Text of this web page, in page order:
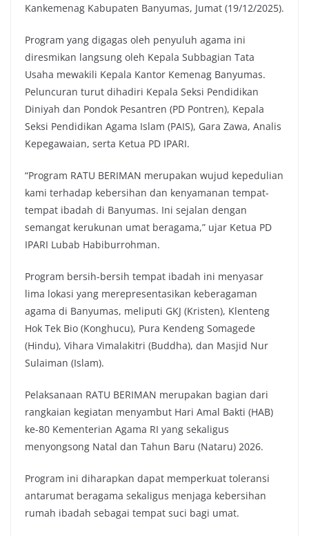
Kankemenag Kabupaten Banyumas, Jumat (19/12/2025).
Program yang digagas oleh penyuluh agama ini
diresmikan langsung oleh Kepala Subbagian Tata
Usaha mewakili Kepala Kantor Kemenag Banyumas.
Peluncuran turut dihadiri Kepala Seksi Pendidikan
Diniyah dan Pondok Pesantren (PD Pontren), Kepala
Seksi Pendidikan Agama Islam (PAIS), Gara Zawa, Analis
Kepegawaian, serta Ketua PD IPARI.
“Program RATU BERIMAN merupakan wujud kepedulian
kami terhadap kebersihan dan kenyamanan tempat-
tempat ibadah di Banyumas. Ini sejalan dengan
semangat kerukunan umat beragama,” ujar Ketua PD
IPARI Lubab Habiburrohman.
Program bersih-bersih tempat ibadah ini menyasar
lima lokasi yang merepresentasikan keberagaman
agama di Banyumas, meliputi GKJ (Kristen), Klenteng
Hok Tek Bio (Konghucu), Pura Kendeng Somagede
(Hindu), Vihara Vimalakitri (Buddha), dan Masjid Nur
Sulaiman (Islam).
Pelaksanaan RATU BERIMAN merupakan bagian dari
rangkaian kegiatan menyambut Hari Amal Bakti (HAB)
ke-80 Kementerian Agama RI yang sekaligus
menyongsong Natal dan Tahun Baru (Nataru) 2026.
Program ini diharapkan dapat memperkuat toleransi
antarumat beragama sekaligus menjaga kebersihan
rumah ibadah sebagai tempat suci bagi umat.